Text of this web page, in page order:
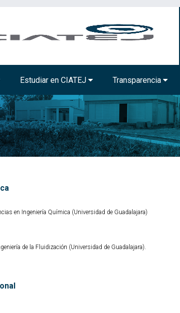
Estudiar en CIATEJ Transparencia
en Ingeniería Química (Universidad de Guadalajara)
de la Fluidización (Universidad de Guadalajara).